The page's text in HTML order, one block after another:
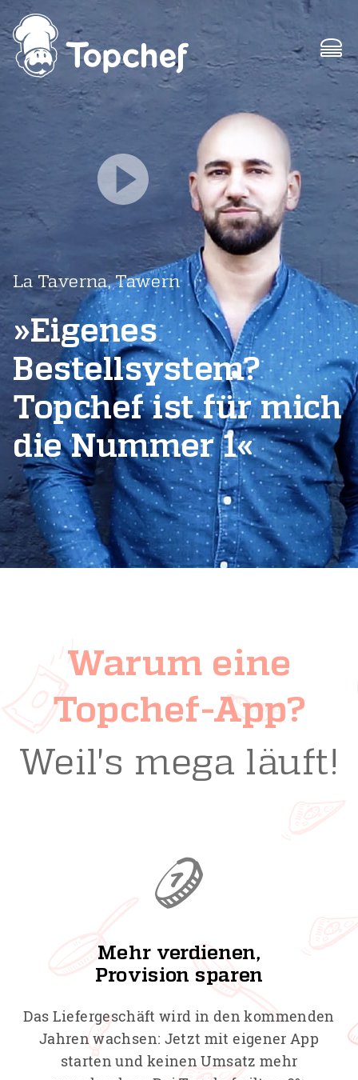
La Taverna, Tawern
»Eigenes
Bestellsystem?
Topchef ist für mich
die Nummer 1«
Warum eine
Topchef-App?
Weil's mega läuft!
Mehr verdienen,
Provision sparen
Das Liefergeschäft wird in den kommenden
Jahren wachsen: Jetzt mit eigener App
starten und keinen Umsatz mehr